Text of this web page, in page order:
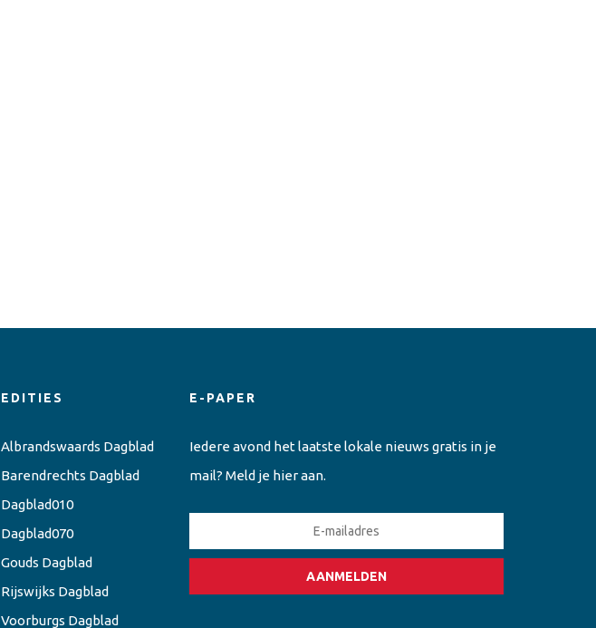
EDITIES
Albrandswaards Dagblad
Barendrechts Dagblad
Dagblad010
Dagblad070
Gouds Dagblad
Rijswijks Dagblad
Voorburgs Dagblad
E-PAPER
Iedere avond het laatste lokale nieuws gratis in je
mail? Meld je hier aan.